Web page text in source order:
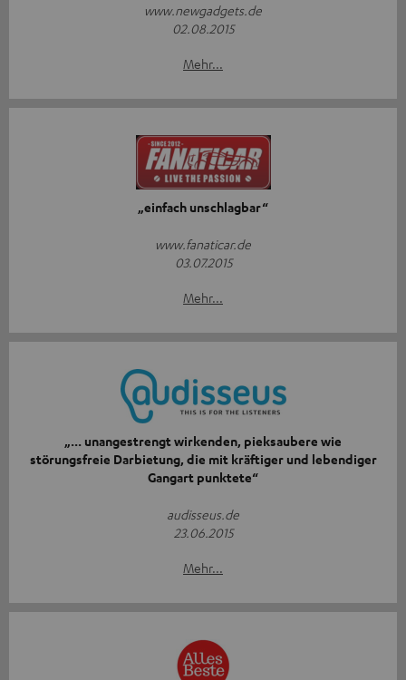
www.newgadgets.de
02.08.2015
Mehr...
„einfach unschlagbar“
www.fanaticar.de
03.07.2015
Mehr...
„... unangestrengt wirkenden, pieksaubere wie
störungsfreie Darbietung, die mit kräftiger und lebendiger
Gangart punktete“
audisseus.de
23.06.2015
Mehr...